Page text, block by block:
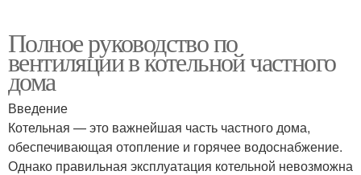
Полное руководство по
вентиляции в котельной частного
дома
Введение
Котельная — это важнейшая часть частного дома,
обеспечивающая отопление и горячее водоснабжение.
Однако правильная эксплуатация котельной невозможна